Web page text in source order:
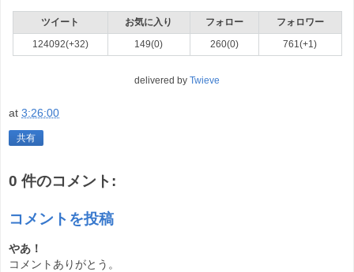
ツイート お気に入り フォロー
フォロワー
124092(+32)
149(0) 260(0) 761(+1)
delivered by Twieve
at 3:26:00
共有
0 件のコメント:
コメントを投稿
やあ！
コメントありがとう。